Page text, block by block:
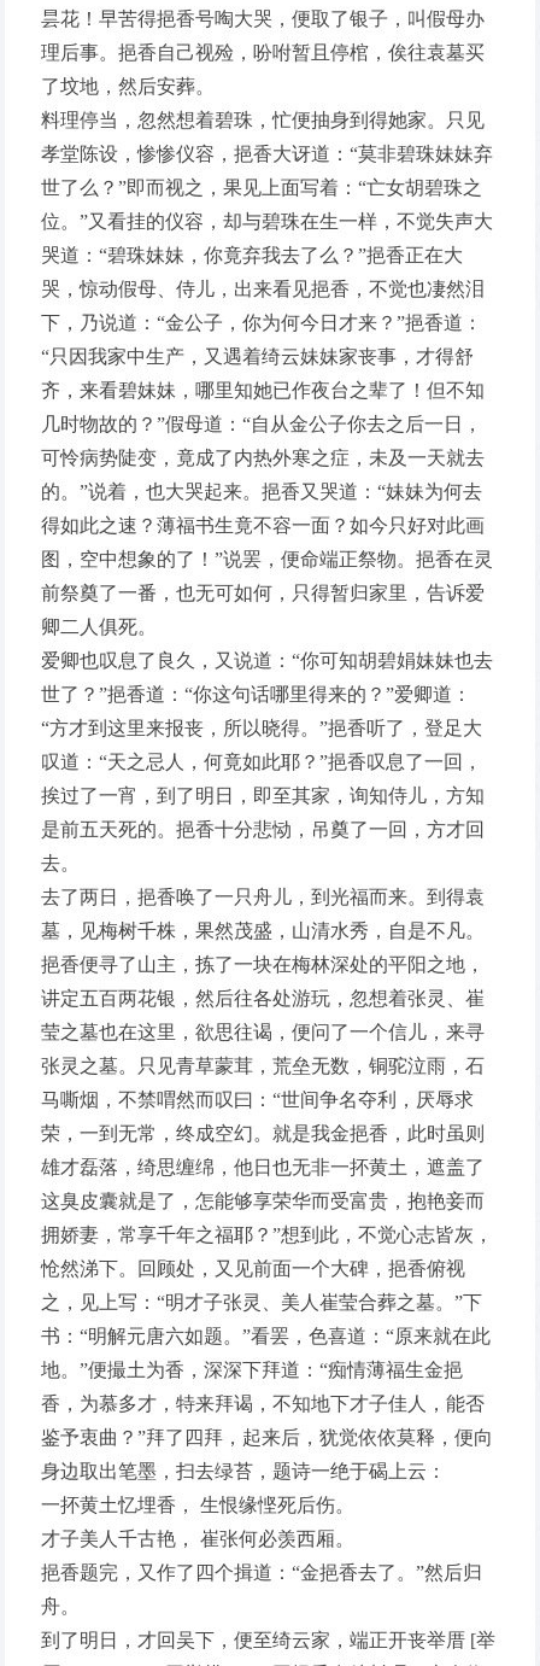
昙花！早苦得挹香号啕大哭，便取了银子，叫假母办
理后事。挹香自己视殓，吩咐暂且停棺，俟往袁墓买
了坟地，然后安葬。
料理停当，忽然想着碧珠，忙便抽身到得她家。只见
孝堂陈设，惨惨仪容，挹香大讶道：“莫非碧珠妹妹弃
世了么？”即而视之，果见上面写着：“亡女胡碧珠之
位。”又看挂的仪容，却与碧珠在生一样，不觉失声大
哭道：“碧珠妹妹，你竟弃我去了么？”挹香正在大
哭，惊动假母、侍儿，出来看见挹香，不觉也凄然泪
下，乃说道：“金公子，你为何今日才来？”挹香道：
“只因我家中生产，又遇着绮云妹妹家丧事，才得舒
齐，来看碧妹妹，哪里知她已作夜台之辈了！但不知
几时物故的？”假母道：“自从金公子你去之后一日，
可怜病势陡变，竟成了内热外寒之症，未及一天就去
的。”说着，也大哭起来。挹香又哭道：“妹妹为何去
得如此之速？薄福书生竟不容一面？如今只好对此画
图，空中想象的了！”说罢，便命端正祭物。挹香在灵
前祭奠了一番，也无可如何，只得暂归家里，告诉爱
卿二人俱死。
爱卿也叹息了良久，又说道：“你可知胡碧娟妹妹也去
世了？”挹香道：“你这句话哪里得来的？”爱卿道：
“方才到这里来报丧，所以晓得。”挹香听了，登足大
叹道：“天之忌人，何竟如此耶？”挹香叹息了一回，
挨过了一宵，到了明日，即至其家，询知侍儿，方知
是前五天死的。挹香十分悲恸，吊奠了一回，方才回
去。
去了两日，挹香唤了一只舟儿，到光福而来。到得袁
墓，见梅树千株，果然茂盛，山清水秀，自是不凡。
挹香便寻了山主，拣了一块在梅林深处的平阳之地，
讲定五百两花银，然后往各处游玩，忽想着张灵、崔
莹之墓也在这里，欲思往谒，便问了一个信儿，来寻
张灵之墓。只见青草蒙茸，荒垒无数，铜驼泣雨，石
马嘶烟，不禁喟然而叹曰：“世间争名夺利，厌辱求
荣，一到无常，终成空幻。就是我金挹香，此时虽则
雄才磊落，绮思缠绵，他日也无非一抔黄土，遮盖了
这臭皮囊就是了，怎能够享荣华而受富贵，抱艳妾而
拥娇妻，常享千年之福耶？”想到此，不觉心志皆灰，
怆然涕下。回顾处，又见前面一个大碑，挹香俯视
之，见上写：“明才子张灵、美人崔莹合葬之墓。”下
书：“明解元唐六如题。”看罢，色喜道：“原来就在此
地。”便撮土为香，深深下拜道：“痴情薄福生金挹
香，为慕多才，特来拜谒，不知地下才子佳人，能否
鉴予衷曲？”拜了四拜，起来后，犹觉依依莫释，便向
身边取出笔墨，扫去绿苔，题诗一绝于碣上云：
一抔黄土忆埋香， 生恨缘悭死后伤。
才子美人千古艳， 崔张何必羡西厢。
挹香题完，又作了四个揖道：“金挹香去了。”然后归
舟。
到了明日，才回吴下，便至绮云家，端正开丧举厝 [举